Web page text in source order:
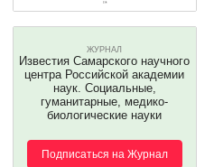
ЖУРНАЛ
Известия Самарского научного
центра Российской академии
наук. Социальные,
гуманитарные, медико-
биологические науки
Подписаться на Журнал